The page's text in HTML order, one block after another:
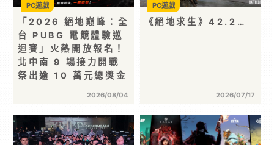
「2026 絕地巔峰：全
台 PUBG 電競體驗巡
迴賽」火熱開放報名！
北中南 9 場接力開戰
祭出逾 10 萬元總獎金
2026/08/04
PC遊戲
《絕地求生》42.2…
2026/07/17
PC遊戲